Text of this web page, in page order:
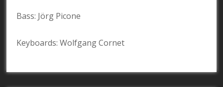
Bass: Jörg Picone
Keyboards: Wolfgang Cornet